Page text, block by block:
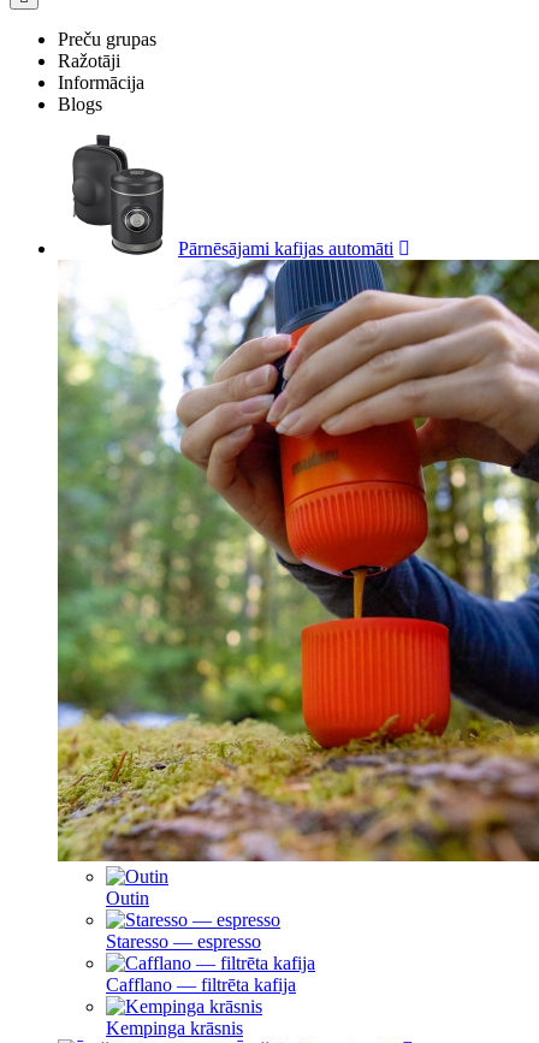
Preču grupas
Ražotāji
Informācija
Blogs
Pārnēsājami kafijas automāti
Outin
Staresso — espresso
Cafflano — filtrēta kafija
Kempinga krāsnis